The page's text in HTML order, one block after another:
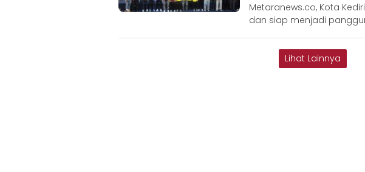
Metaranews.co, Kota
dan siap menjadi
Lihat Lainnya